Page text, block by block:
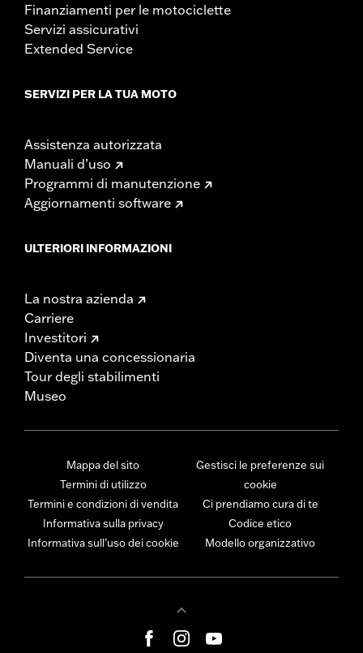
Finanziamenti per le motociclette
Servizi assicurativi
Extended Service
SERVIZI PER LA TUA MOTO
Assistenza autorizzata
Manuali d’uso
Programmi di manutenzione
Aggiornamenti software
ULTERIORI INFORMAZIONI
La nostra azienda
Carriere
Investitori
Diventa una concessionaria
Tour degli stabilimenti
Museo
Mappa del sito
Termini di utilizzo
Termini e condizioni di vendita
Informativa sulla privacy
Informativa sull’uso dei cookie
Gestisci le preferenze sui
cookie
Ci prendiamo cura di te
Codice etico
Modello organizzativo